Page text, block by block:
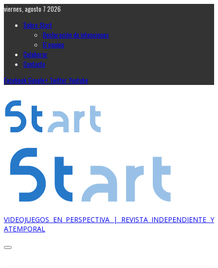
viernes, agosto 7 2026
Sobre Start
Declaración de intenciones
El equipo
Colaborar
Contacto
FacebookGoogle+ TwitterYoutube
VIDEOJUEGOS EN PERSPECTIVA | REVISTA INDEPENDIENTE Y
ATEMPORAL